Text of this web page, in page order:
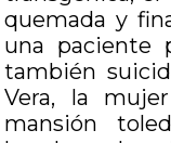
quemada y
una paciente
también
Vera, la
mansión